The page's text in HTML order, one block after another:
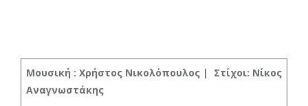
Μουσική : Χρήστος Νικολόπουλος | Στίχοι: Νίκος
Αναγνωστάκης